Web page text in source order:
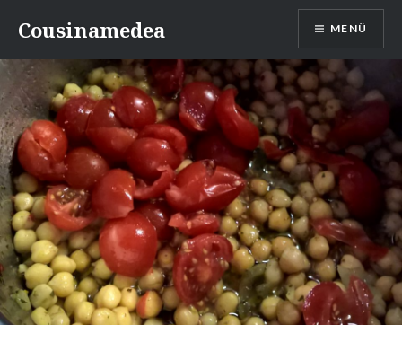
zum
Inhalt
Cousinamedea MENÜ